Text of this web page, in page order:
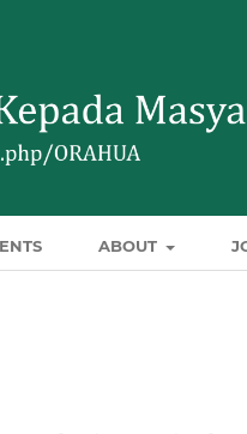
ABOUT